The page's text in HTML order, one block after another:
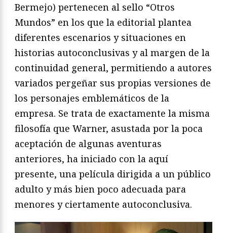
Bermejo) pertenecen al sello “Otros
Mundos” en los que la editorial plantea
diferentes escenarios y situaciones en
historias autoconclusivas y al margen de la
continuidad general, permitiendo a autores
variados pergeñar sus propias versiones de
los personajes emblemáticos de la
empresa. Se trata de exactamente la misma
filosofía que Warner, asustada por la poca
aceptación de algunas aventuras
anteriores, ha iniciado con la aquí
presente, una película dirigida a un público
adulto y más bien poco adecuada para
menores y ciertamente autoconclusiva.